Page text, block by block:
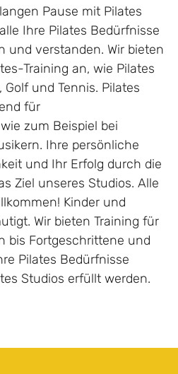
Pause mit Pilates
Ihre Pilates Bedürfnisse
und verstanden. Wir bieten
Training an, wie Pilates
und Tennis. Pilates
für
zum Beispiel bei
Ihre persönliche
und Ihr Erfolg durch die
Ziel unseres Studios. Alle
Kinder und
Wir bieten Training für
bis Fortgeschrittene und
Pilates Bedürfnisse
Studios erfüllt werden.